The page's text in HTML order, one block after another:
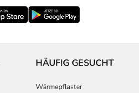
HÄUFIG GESUCHT
Wärmepflaster